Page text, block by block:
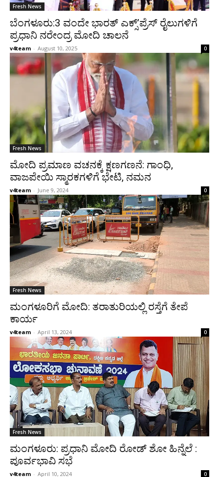
Fresh News
ಬೆಂಗಳೂರು:3 ವಂದೇ ಭಾರತ್ ಎಕ್ಸ್’ಪ್ರೆಸ್ ರೈಲುಗಳಿಗೆ
ಪ್ರಧಾನಿ ನರೇಂದ್ರ ಮೋದಿ ಚಾಲನೆ
v4team - August 10, 2025 0
Fresh News
ಮೋದಿ ಪ್ರಮಾಣ ವಚನಕ್ಕೆ ಕ್ಷಣಗಣನೆ: ಗಾಂಧಿ,
ವಾಜಪೇಯಿ ಸ್ಮಾರಕಗಳಿಗೆ ಭೇಟಿ, ನಮನ
v4team - June 9, 2024 0
Fresh News
ಮಂಗಳೂರಿಗೆ ಮೋದಿ: ತರಾತುರಿಯಲ್ಲಿ ರಸ್ತೆಗೆ ತೇಪೆ
ಕಾರ್ಯ
v4team - April 13, 2024 0
Fresh News
ಮಂಗಳೂರು: ಪ್ರಧಾನಿ ಮೋದಿ ರೋಡ್ ಶೋ ಹಿನ್ನೆಲೆ :
ಪೂರ್ವಭಾವಿ ಸಭೆ
v4team - April 10, 2024 0